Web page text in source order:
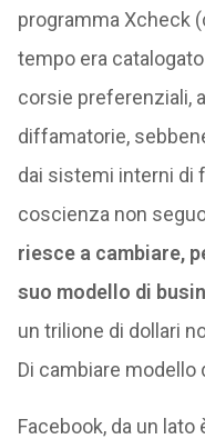
programma Xcheck
tempo era
corsie preferenziali,
diffamatorie,
dai sistemi interni di
coscienza non
riesce a cambiare,
suo modello di
un trilione di dollari
Di cambiare modello
Facebook, da un